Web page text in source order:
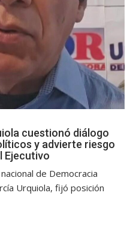
cuestionó diálogo
y advierte riesgo
Ejecutivo
de Democracia
Urquiola, fijó posición